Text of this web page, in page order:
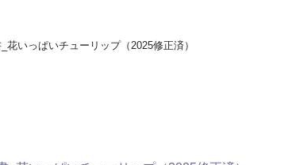
花いっぱいチューリップ（2025修正済）